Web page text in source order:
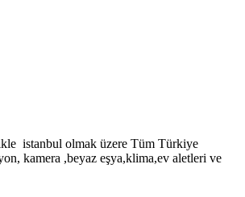
istanbul olmak üzere Tüm Türkiye
kamera ,beyaz eşya,klima,ev aletleri ve